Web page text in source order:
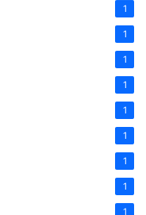
1
1
1
1
1
1
1
1
1